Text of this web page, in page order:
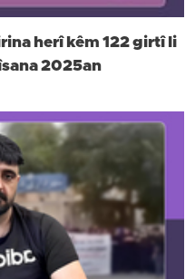
herî kêm 122 girtî li
2025an